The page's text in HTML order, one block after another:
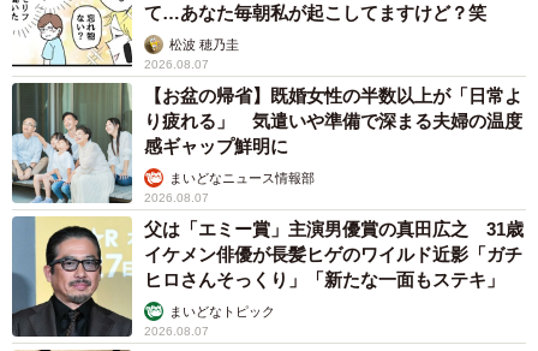
て…あなた毎朝私が起こしてますけど？笑
松波 穂乃圭
2026.08.07
【お盆の帰省】既婚女性の半数以上が「日常よ
り疲れる」 気遣いや準備で深まる夫婦の温度
感ギャップ鮮明に
まいどなニュース情報部
2026.08.07
父は「エミー賞」主演男優賞の真田広之 31歳
イケメン俳優が長髪ヒゲのワイルド近影「ガチ
ヒロさんそっくり」「新たな一面もステキ」
まいどなトピック
2026.08.07